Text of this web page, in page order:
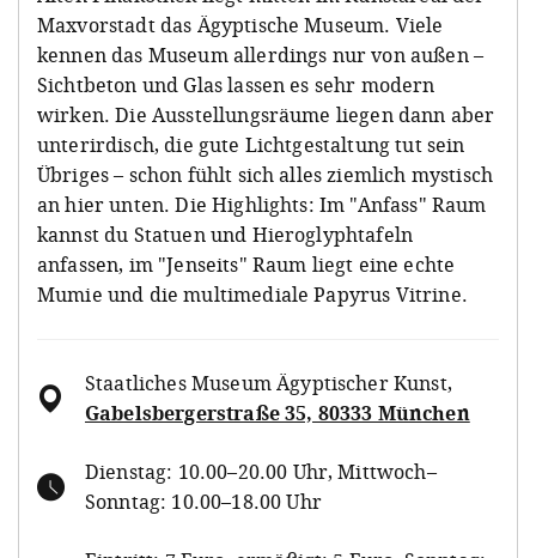
Maxvorstadt das Ägyptische Museum. Viele
kennen das Museum allerdings nur von außen –
Sichtbeton und Glas lassen es sehr modern
wirken. Die Ausstellungsräume liegen dann aber
unterirdisch, die gute Lichtgestaltung tut sein
Übriges – schon fühlt sich alles ziemlich mystisch
an hier unten. Die Highlights: Im "Anfass" Raum
kannst du Statuen und Hieroglyphtafeln
anfassen, im "Jenseits" Raum liegt eine echte
Mumie und die multimediale Papyrus Vitrine.
Staatliches Museum Ägyptischer Kunst,
Gabelsbergerstraße 35, 80333 München
Dienstag: 10.00–20.00 Uhr, Mittwoch–
Sonntag: 10.00–18.00 Uhr